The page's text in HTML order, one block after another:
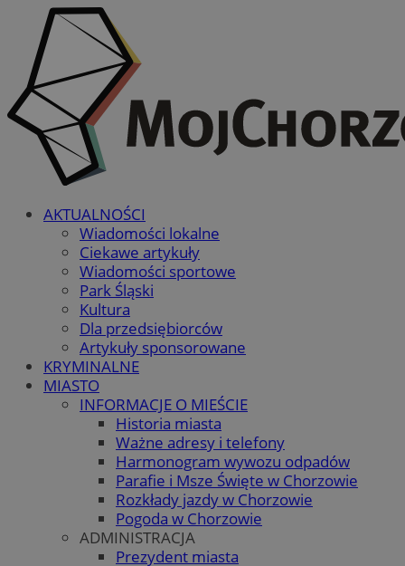
AKTUALNOŚCI
Wiadomości lokalne
Ciekawe artykuły
Wiadomości sportowe
Park Śląski
Kultura
Dla przedsiębiorców
Artykuły sponsorowane
KRYMINALNE
MIASTO
INFORMACJE O MIEŚCIE
Historia miasta
Ważne adresy i telefony
Harmonogram wywozu odpadów
Parafie i Msze Święte w Chorzowie
Rozkłady jazdy w Chorzowie
Pogoda w Chorzowie
ADMINISTRACJA
Prezydent miasta